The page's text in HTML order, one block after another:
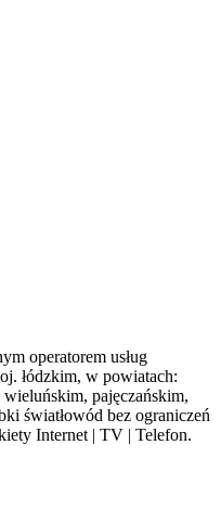
operatorem usług
łódzkim, w powiatach:
pajęczańskim,
światłowód bez ograniczeń
Internet | TV | Telefon.